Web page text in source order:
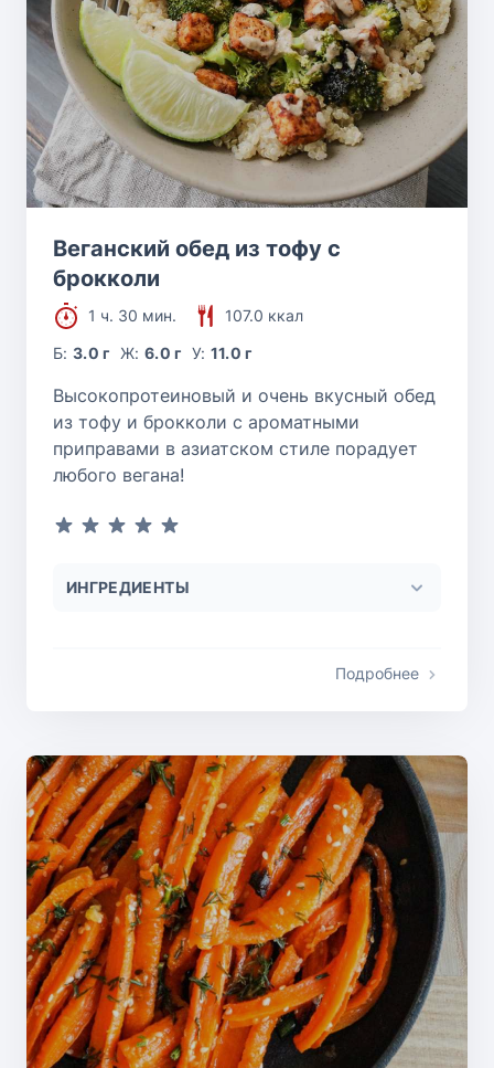
Веганский обед из тофу с
брокколи
1 ч. 30 мин.
107.0 ккал
Б:3.0 г Ж: 6.0 г У: 11.0 г
Высокопротеиновый и очень вкусный обед
из тофу и брокколи с ароматными
приправами в азиатском стиле порадует
любого вегана!
ИНГРЕДИЕНТЫ
Подробнее